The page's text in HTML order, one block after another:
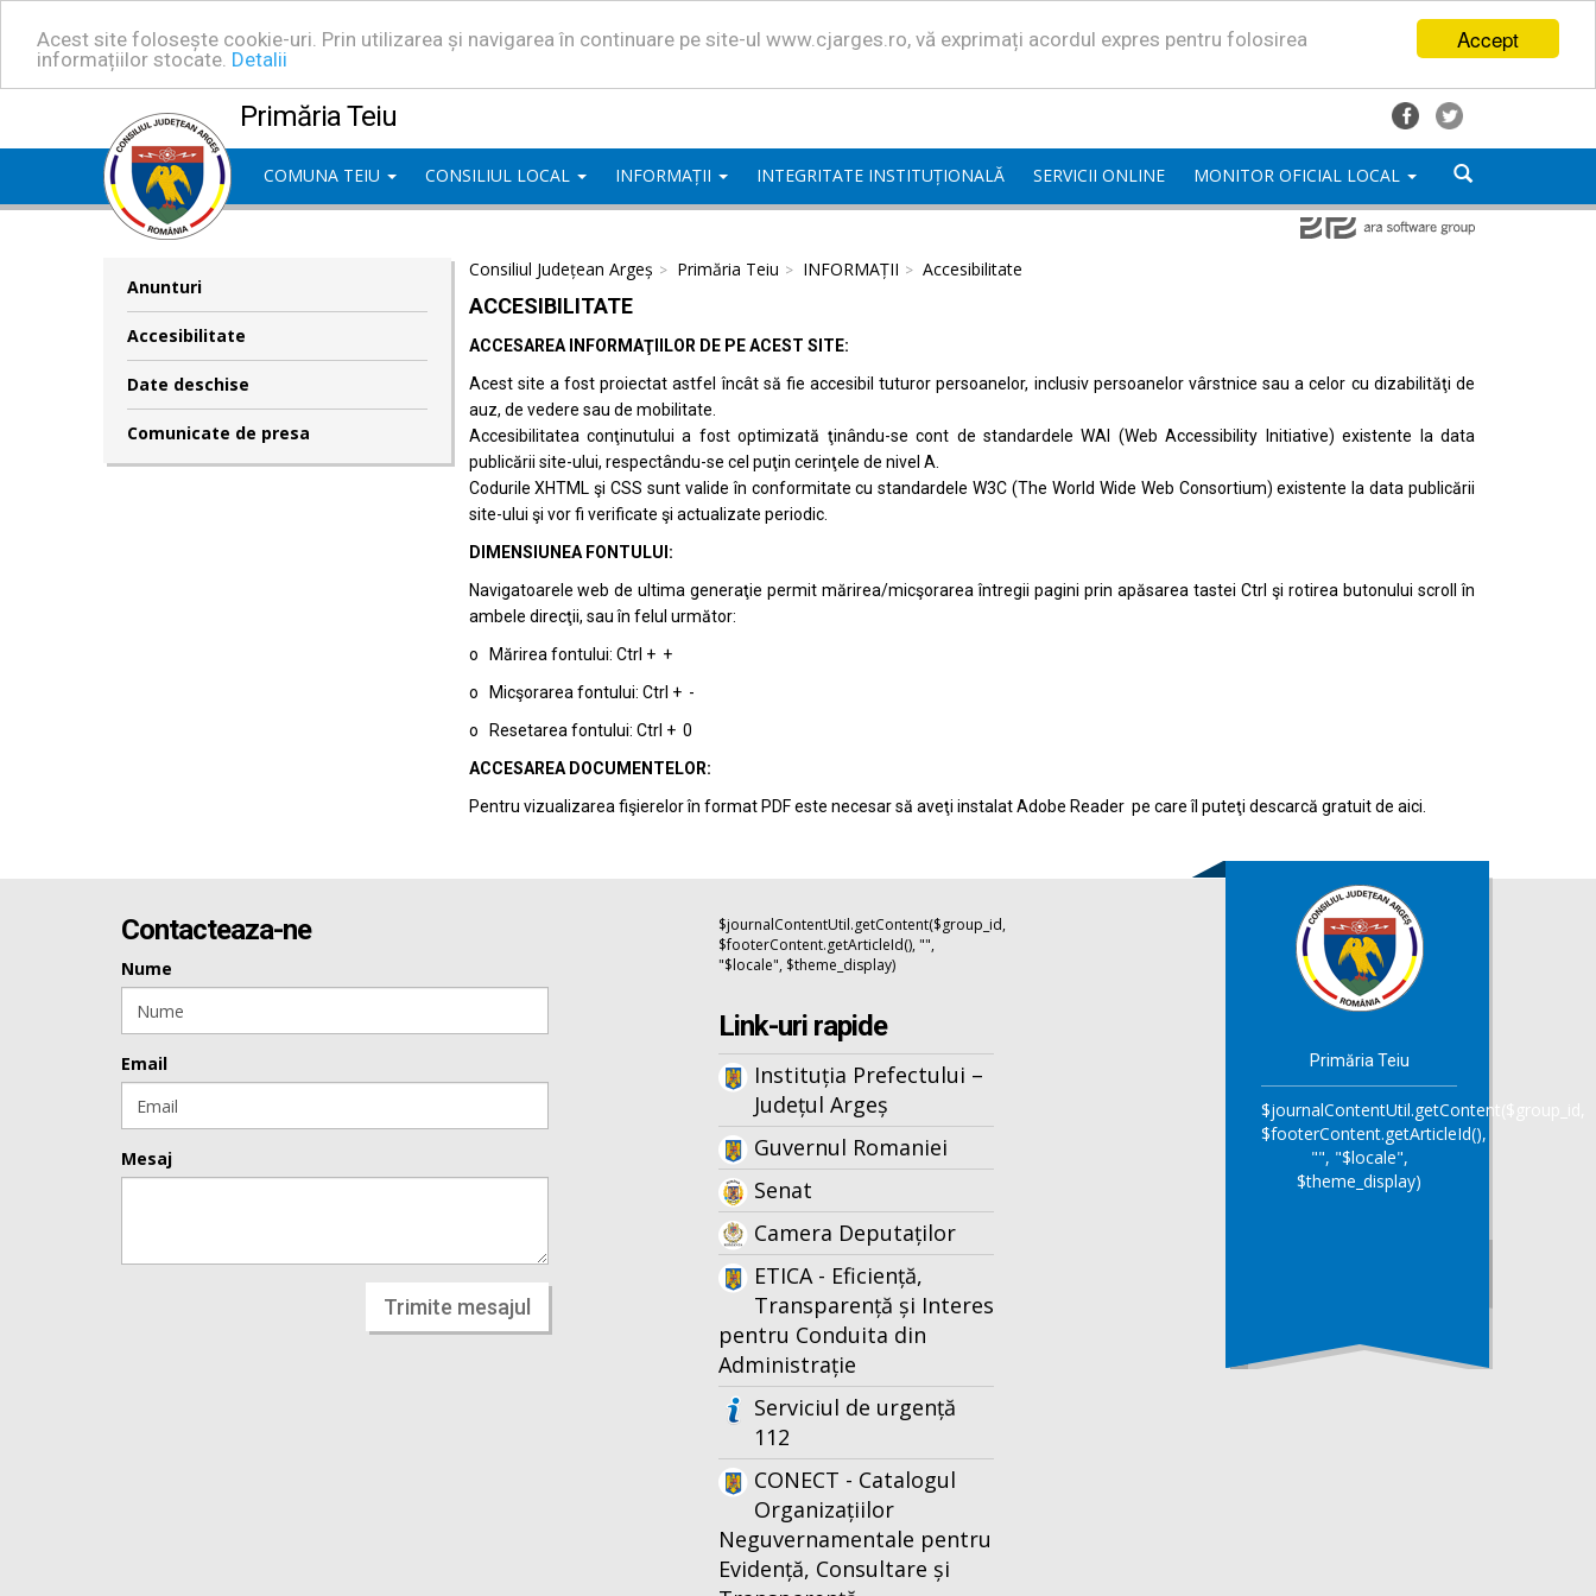
Accept
Acest site folosește cookie-uri. Prin utilizarea și navigarea în continuare pe site-ul www.cjarges.ro, vă exprimați acordul expres pentru folosirea
informațiilor stocate. Detalii
Primăria Teiu
COMUNA TEIU CONSILIUL LOCAL INFORMAȚII INTEGRITATE INSTITUȚIONALĂ SERVICII ONLINE MONITOR OFICIAL LOCAL
Anunturi
Accesibilitate
Date deschise
Comunicate de presa
Consiliul Județean Argeș Primăria Teiu INFORMAȚII Accesibilitate
ACCESIBILITATE
ACCESAREA INFORMAŢIILOR DE PE ACEST SITE:
Acest site a fost proiectat astfel încât să fie accesibil tuturor persoanelor, inclusiv persoanelor vârstnice sau a celor cu dizabilităţi de
auz, de vedere sau de mobilitate.
Accesibilitatea conţinutului a fost optimizată ţinându-se cont de standardeleWAI (Web Accessibility Initiative) existente la data
publicării site-ului, respectându-se cel puţin cerinţele de nivel A.
Codurile XHTML şi CSS sunt valide în conformitate cu standardeleW3C (The World Wide Web Consortium) existente la data publicării
site-ului şi vor fi verificate şi actualizate periodic.
DIMENSIUNEA FONTULUI:
Navigatoarele web de ultima generaţie permit mărirea/micşorarea întregii pagini prin apăsarea tastei Ctrl şi rotirea butonului scroll în
ambele direcţii, sau în felul următor:
o Mărirea fontului: Ctrl + +
o Micşorarea fontului: Ctrl + -
o Resetarea fontului: Ctrl + 0
ACCESAREA DOCUMENTELOR:
Pentru vizualizarea fişierelor în format PDF este necesar să aveţi instalat Adobe Reader pe care îl puteţi descarcă gratuit de aici.
Contacteaza-ne
Nume
Email
Mesaj
Trimite mesajul
$journalContentUtil.getContent($group_id,
$footerContent.getArticleId(), "",
"$locale", $theme_display)
Link-uri rapide
Instituția Prefectului –
Județul Argeș
Guvernul Romaniei
Senat
Camera Deputaților
ETICA - Eficiență,
Transparență și Interes
pentru Conduita din
Administrație
Serviciul de urgență
112
CONECT - Catalogul
Organizațiilor
Neguvernamentale pentru
Evidență, Consultare și
Primăria Teiu
$journalContentUtil.getContent($group_id,
$footerContent.getArticleId(),
"", "$locale",
$theme_display)